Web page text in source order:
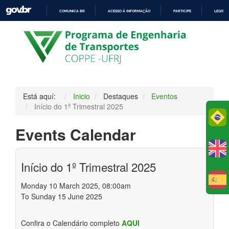
PARA
O
CONTEÚDO
COMUNICA BR ACESSO À INFORMAÇÃO PARTICIPE
Está aquí: Inicio Destaques
Eventos
Início do 1º Trimestral 2025
Events Calendar
Início do 1º Trimestral 2025
Monday 10 March 2025, 08:00am
To Sunday 15 June 2025
Confira o Calendário completo AQUI